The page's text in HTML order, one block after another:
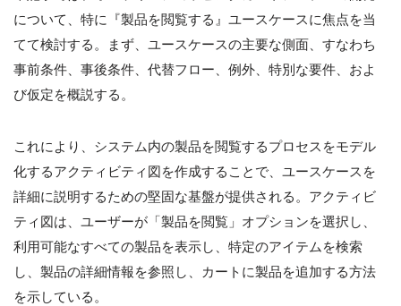
について、特に『製品を閲覧する』ユースケースに焦点を当
てて検討する。まず、ユースケースの主要な側面、すなわち
事前条件、事後条件、代替フロー、例外、特別な要件、およ
び仮定を概説する。
これにより、システム内の製品を閲覧するプロセスをモデル
化するアクティビティ図を作成することで、ユースケースを
詳細に説明するための堅固な基盤が提供される。アクティビ
ティ図は、ユーザーが「製品を閲覧」オプションを選択し、
利用可能なすべての製品を表示し、特定のアイテムを検索
し、製品の詳細情報を参照し、カートに製品を追加する方法
を示している。